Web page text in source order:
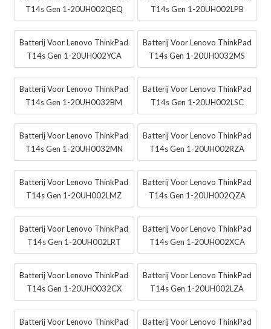
T14s Gen 1-20UH002QEQ
T14s Gen 1-20UH002LPB
Batterij Voor Lenovo ThinkPad
T14s Gen 1-20UH002YCA
Batterij Voor Lenovo ThinkPad
T14s Gen 1-20UH0032MS
Batterij Voor Lenovo ThinkPad
T14s Gen 1-20UH0032BM
Batterij Voor Lenovo ThinkPad
T14s Gen 1-20UH002LSC
Batterij Voor Lenovo ThinkPad
T14s Gen 1-20UH0032MN
Batterij Voor Lenovo ThinkPad
T14s Gen 1-20UH002RZA
Batterij Voor Lenovo ThinkPad
T14s Gen 1-20UH002LMZ
Batterij Voor Lenovo ThinkPad
T14s Gen 1-20UH002QZA
Batterij Voor Lenovo ThinkPad
T14s Gen 1-20UH002LRT
Batterij Voor Lenovo ThinkPad
T14s Gen 1-20UH002XCA
Batterij Voor Lenovo ThinkPad
T14s Gen 1-20UH0032CX
Batterij Voor Lenovo ThinkPad
T14s Gen 1-20UH002LZA
Batterij Voor Lenovo ThinkPad
Batterij Voor Lenovo ThinkPad